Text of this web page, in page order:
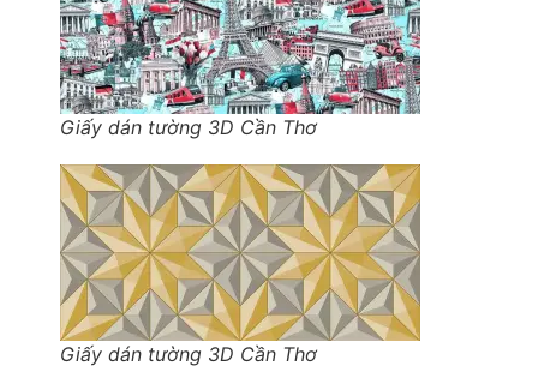
Giấy dán tường 3D Cần Thơ
Giấy dán tường 3D Cần Thơ